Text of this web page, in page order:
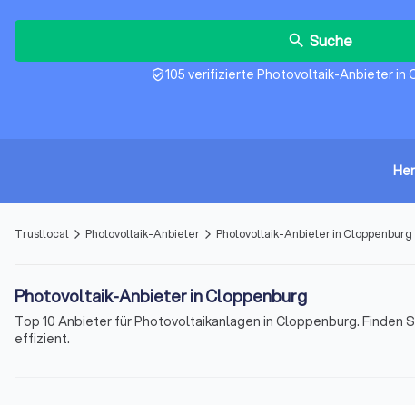
search Suche
verified_user105 verifizierte Photovoltaik-Anbieter in
Trustlocal arrow_forward_ios Photovoltaik-Anbieter arrow_forward_ios Photovoltaik-Anbieter in Cloppenburg
Photovoltaik-Anbieter in Cloppenburg
Top 10 Anbieter für Photovoltaikanlagen in Cloppenburg.
effizient.